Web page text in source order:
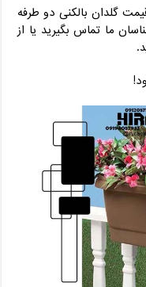
گلدان بالکنی دو طرفه
ما تماس بگیرید یا از